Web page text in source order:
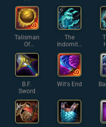
Talisman
Of
Ascensio
n
The
Indomita
ble
B.F.
Sword
Wit's End